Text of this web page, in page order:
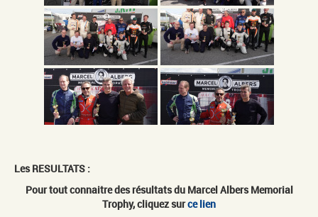
Les RESULTATS :
Pour tout connaitre des résultats du Marcel Albers Memorial
Trophy, cliquez surce lien